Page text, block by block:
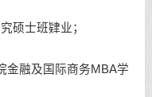
硕士班肄业；
金融及国际商务MBA学